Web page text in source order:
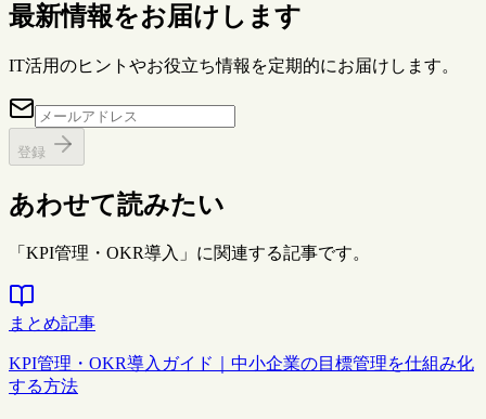
最新情報をお届けします
IT活用のヒントやお役立ち情報を定期的にお届けします。
登録
あわせて読みたい
「KPI管理・OKR導入」に関連する記事です。
まとめ記事
KPI管理・OKR導入ガイド｜中小企業の目標管理を仕組み化
する方法